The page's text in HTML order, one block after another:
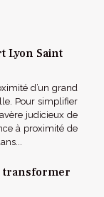
Lyon Saint
d’un grand
Pour simplifier
judicieux de
à proximité de
transformer